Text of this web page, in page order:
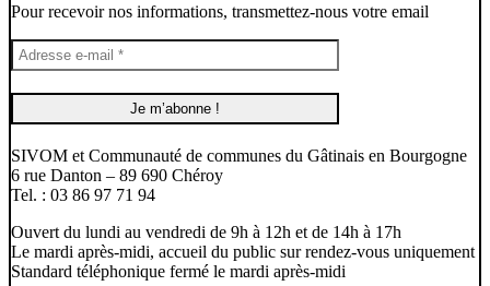
Pour recevoir nos informations, transmettez-nous votre email
SIVOM et Communauté de communes du Gâtinais en Bourgogne
6 rue Danton – 89 690 Chéroy
Tel. : 03 86 97 71 94
Ouvert du lundi au vendredi de 9h à 12h et de 14h à 17h
Le mardi après-midi, accueil du public sur rendez-vous uniquement
Standard téléphonique fermé le mardi après-midi